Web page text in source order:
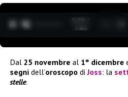
0:30 /
1:40
Dal 25 novembre al 1° dicembre
segni dell’oroscopo diJoss: la
stelle.